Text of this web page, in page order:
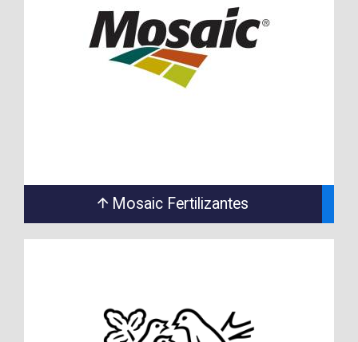
Mosaic Fertilizantes